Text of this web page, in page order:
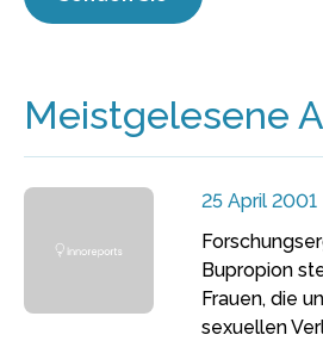
Meistgelesene
25 April 2001
Bupropion
Frauen, die
sexuellen